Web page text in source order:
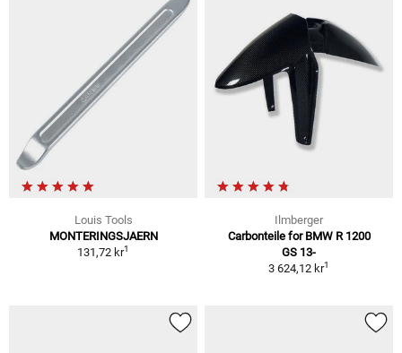
Louis Tools
MONTERINGSJAERN
131,72 kr1
Ilmberger
Carbonteile for BMW R 1200
GS 13-
3 624,12 kr1